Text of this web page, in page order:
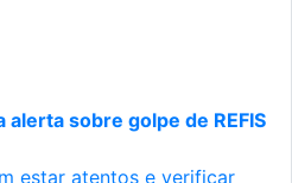
alerta sobre golpe de REFIS
estar atentos e verificar